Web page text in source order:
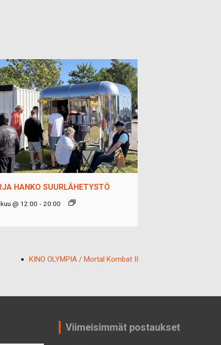
HANKO SUURLÄHETYSTÖ
@ 12:00 - 20:00
KINO OLYMPIA / Mortal Kombat II
Viimeisimmät postaukset